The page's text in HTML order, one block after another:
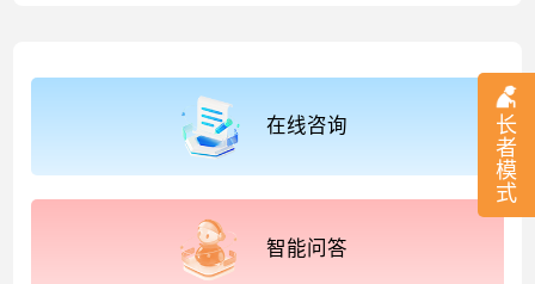
长
者
模
式
在线咨询
智能问答